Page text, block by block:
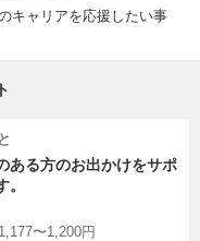
キャリアを応援したい事
ある方のお出かけをサポ
〜1,200円